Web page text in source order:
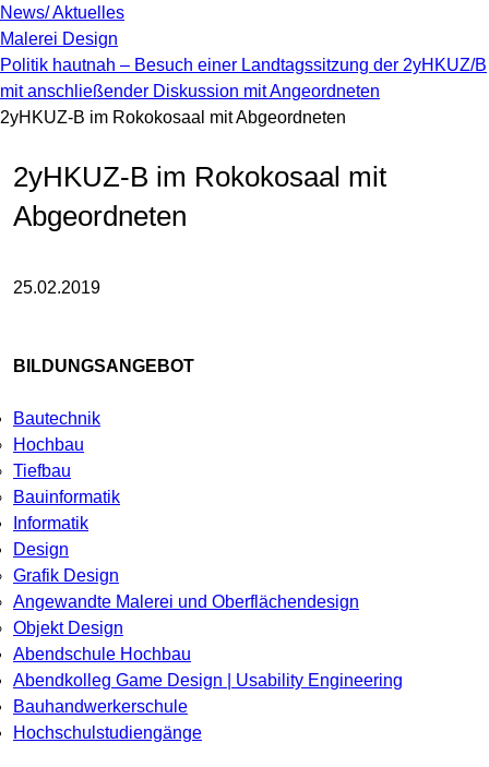
News/ Aktuelles
Malerei Design
Politik hautnah – Besuch einer Landtagssitzung der 2yHKUZ/B
mit anschließender Diskussion mit Angeordneten
2yHKUZ-B im Rokokosaal mit Abgeordneten
2yHKUZ-B im Rokokosaal mit
Abgeordneten
25.02.2019
BILDUNGSANGEBOT
Bautechnik
Hochbau
Tiefbau
Bauinformatik
Informatik
Design
Grafik Design
Angewandte Malerei und Oberflächendesign
Objekt Design
Abendschule Hochbau
Abendkolleg Game Design | Usability Engineering
Bauhandwerkerschule
Hochschulstudiengänge